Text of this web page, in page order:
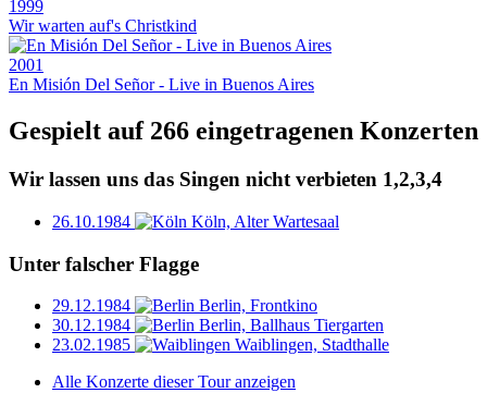
1999
Wir warten auf's Christkind
2001
En Misión Del Señor - Live in Buenos Aires
Gespielt auf 266 eingetragenen Konzerten
Wir lassen uns das Singen nicht verbieten 1,2,3,4
26.10.1984 Köln, Alter Wartesaal
Unter falscher Flagge
29.12.1984
Berlin, Frontkino
30.12.1984
Berlin, Ballhaus Tiergarten
23.02.1985
Waiblingen, Stadthalle
Alle Konzerte dieser Tour anzeigen